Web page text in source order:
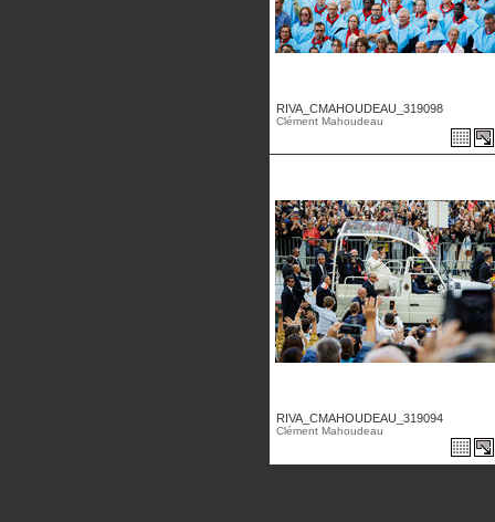
RIVA_CMAHOUDEAU_319098
Clément Mahoudeau
RIVA_CMAHOUDEAU_319094
Clément Mahoudeau